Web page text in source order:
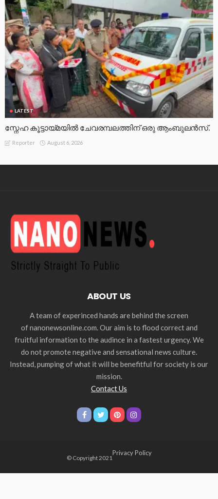
LATEST
സ്നേഹ കൂട്ടായ്മയിൽ ചേവരമ്പലത്തിന് ഒരു ആംബുലൻസ്.
Reporter August 6, 2026
ABOUT US
A team of experinced hands are behind the screen
of nanonewsonline.com. Our aim is to flood correct and
fruitful information to the audince in a fastest urgency. We
do not promote negative and sensational news culture.
Instead, pumping of what it will be benefitful for society is our
mission.
Contact Us
© Copyright 2021
Privacy Policy